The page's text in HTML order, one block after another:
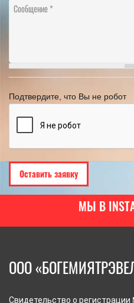
Сообщение
Подтвердите, что Вы не робот
МЫ В
ООО
Свидетельство о